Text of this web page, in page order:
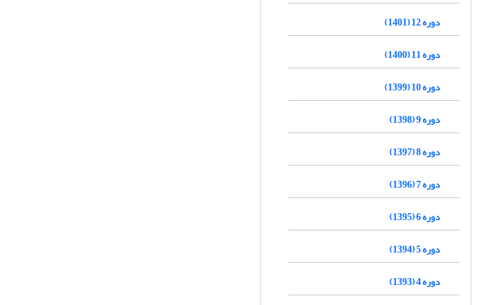
دوره 12 (1401)
دوره 11 (1400)
دوره 10 (1399)
دوره 9 (1398)
دوره 8 (1397)
دوره 7 (1396)
دوره 6 (1395)
دوره 5 (1394)
دوره 4 (1393)